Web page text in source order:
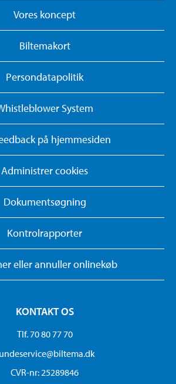
Vores koncept
Biltemakort
Persondatapolitik
System
på hjemmesiden
Administrer cookies
Dokumentsøgning
Kontrolrapporter
eller annuller onlinekøb
KONTAKT OS
Tlf. 70 80 77 70
CVR-nr: 25289846